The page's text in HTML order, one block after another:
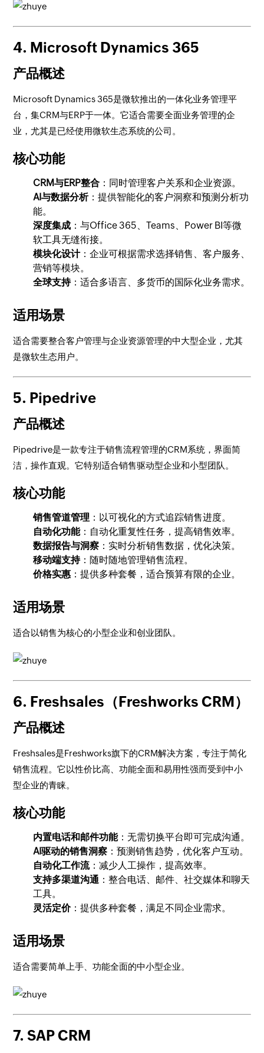
4. Microsoft Dynamics 365
产品概述
Microsoft Dynamics 365是微软推出的一体化业务管理平
台，集CRM与ERP于一体。它适合需要全面业务管理的企
业，尤其是已经使用微软生态系统的公司。
核心功能
CRM与ERP整合 ：同时管理客户关系和企业资源。
AI与数据分析：提供智能化的客户洞察和预测分析功
能。
深度集成 ：与Office 365、Teams、Power BI等微
软工具无缝衔接。
模块化设计：企业可根据需求选择销售、客户服务、
营销等模块。
全球支持：适合多语言、多货币的国际化业务需求。
适用场景
适合需要整合客户管理与企业资源管理的中大型企业，尤其
是微软生态用户。
5. Pipedrive
产品概述
Pipedrive是一款专注于销售流程管理的CRM系统，界面简
洁，操作直观。它特别适合销售驱动型企业和小型团队。
核心功能
销售管道管理 ：以可视化的方式追踪销售进度。
自动化功能：自动化重复性任务，提高销售效率。
数据报告与洞察 ：实时分析销售数据，优化决策。
移动端支持：随时随地管理销售流程。
价格实惠 ：提供多种套餐，适合预算有限的企业。
适用场景
适合以销售为核心的小型企业和创业团队。
6. Freshsales（Freshworks CRM）
产品概述
Freshsales是Freshworks旗下的CRM解决方案，专注于简化
销售流程。它以性价比高、功能全面和易用性强而受到中小
型企业的青睐。
核心功能
内置电话和邮件功能：无需切换平台即可完成沟通。
AI驱动的销售洞察 ：预测销售趋势，优化客户互动。
自动化工作流：减少人工操作，提高效率。
支持多渠道沟通 ：整合电话、邮件、社交媒体和聊天
工具。
灵活定价：提供多种套餐，满足不同企业需求。
适用场景
适合需要简单上手、功能全面的中小型企业。
7. SAP CRM